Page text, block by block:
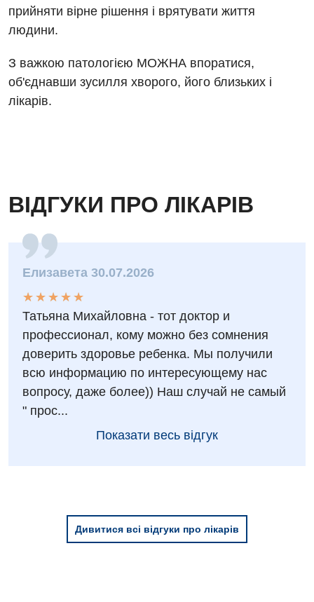
прийняти вірне рішення і врятувати життя
людини.
З важкою патологією МОЖНА впоратися,
об'єднавши зусилля хворого, його близьких і
лікарів.
ВІДГУКИ ПРО ЛІКАРІВ
Елизавета 30.07.2026
★
★
★
★
★
★ ★ ★ ★ ★
Татьяна Михайловна - тот доктор и
профессионал, кому можно без сомнения
доверить здоровье ребенка. Мы получили
всю информацию по интересующему нас
вопросу, даже более)) Наш случай не самый
" прос...
Показати весь відгук
Дивитися всі відгуки про лікарів